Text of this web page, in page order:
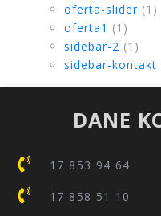
oferta-slider (1)
oferta1 (1)
sidebar-2 (1)
sidebar-kontakt
DANE
17 853 94 64
17 858 51 10